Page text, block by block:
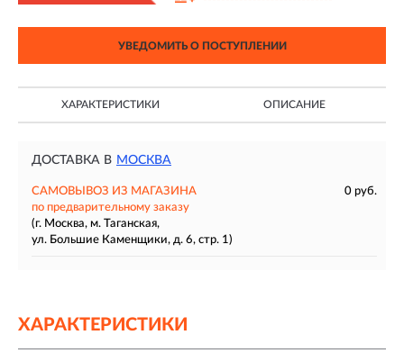
УВЕДОМИТЬ О ПОСТУПЛЕНИИ
ХАРАКТЕРИСТИКИ ОПИСАНИЕ
ДОСТАВКА В МОСКВА
САМОВЫВОЗ ИЗ МАГАЗИНА
0 руб.
по предварительному заказу
(г. Москва, м. Таганская,
ул. Большие Каменщики, д. 6, стр. 1)
ХАРАКТЕРИСТИКИ